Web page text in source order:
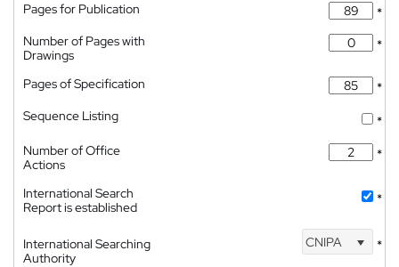
Pages for Publication
*
Number of Pages with
Drawings
*
Pages of Specification
*
Sequence Listing
*
Number of Office
Actions
*
International Search
Report is established
*
International Searching
Authority
CNIPA *